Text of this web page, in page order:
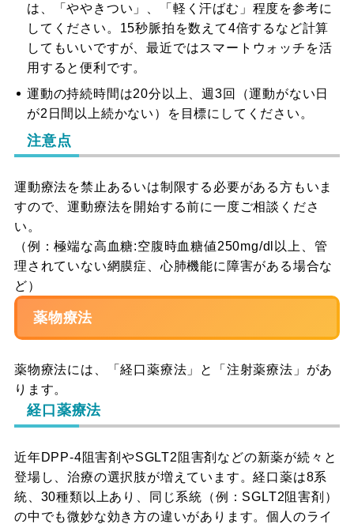
は、「ややきつい」、「軽く汗ばむ」程度を参考に
してください。15秒脈拍を数えて4倍するなど計算
してもいいですが、最近ではスマートウォッチを活
用すると便利です。
運動の持続時間は20分以上、週3回（運動がない日
が2日間以上続かない）を目標にしてください。
注意点
運動療法を禁止あるいは制限する必要がある方もいま
すので、運動療法を開始する前に一度ご相談くださ
い。
（例：極端な高血糖:空腹時血糖値250mg/dl以上、管
理されていない網膜症、心肺機能に障害がある場合な
ど）
薬物療法
薬物療法には、「経口薬療法」と「注射薬療法」があ
ります。
経口薬療法
近年DPP-4阻害剤やSGLT2阻害剤などの新薬が続々と
登場し、治療の選択肢が増えています。経口薬は8系
統、30種類以上あり、同じ系統（例：SGLT2阻害剤）
の中でも微妙な効き方の違いがあります。個人のライ